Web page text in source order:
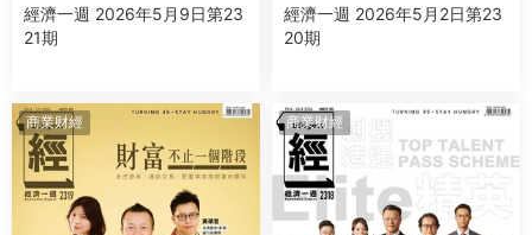
經濟一週 2026年5月9日第23
21期
經濟一週 2026年5月2日第23
20期
商業财經 商業财經